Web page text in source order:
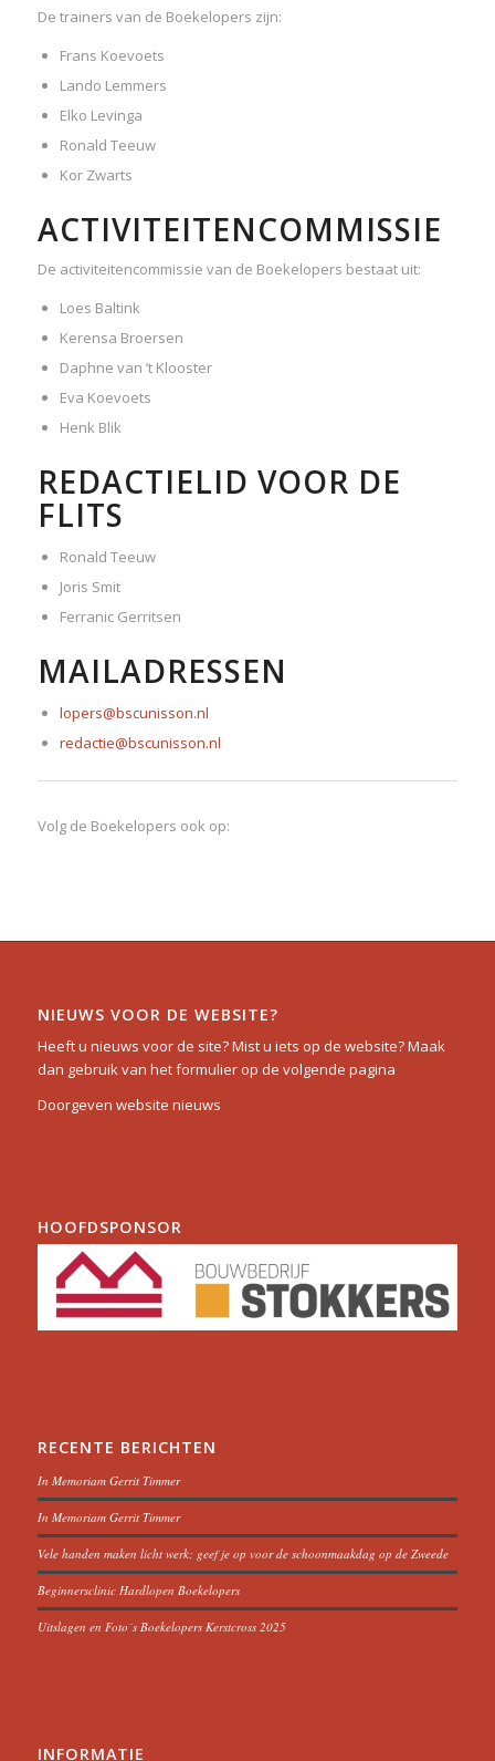
De trainers van de Boekelopers zijn:
Frans Koevoets
Lando Lemmers
Elko Levinga
Ronald Teeuw
Kor Zwarts
ACTIVITEITENCOMMISSIE
De activiteitencommissie van de Boekelopers bestaat uit:
Loes Baltink
Kerensa Broersen
Daphne van ’t Klooster
Eva Koevoets
Henk Blik
REDACTIELID VOOR DE
FLITS
Ronald Teeuw
Joris Smit
Ferranic Gerritsen
MAILADRESSEN
lopers@bscunisson.nl
redactie@bscunisson.nl
Volg de Boekelopers ook op:
NIEUWS VOOR DE WEBSITE?
Heeft u nieuws voor de site? Mist u iets op de website? Maak
dan gebruik van het formulier op de volgende pagina
Doorgeven website nieuws
HOOFDSPONSOR
RECENTE BERICHTEN
In Memoriam Gerrit Timmer
In Memoriam Gerrit Timmer
Vele handen maken licht werk: geef je op voor de schoonmaakdag op de Zweede
Beginnersclinic Hardlopen Boekelopers
Uitslagen en Foto´s Boekelopers Kerstcross 2025
INFORMATIE